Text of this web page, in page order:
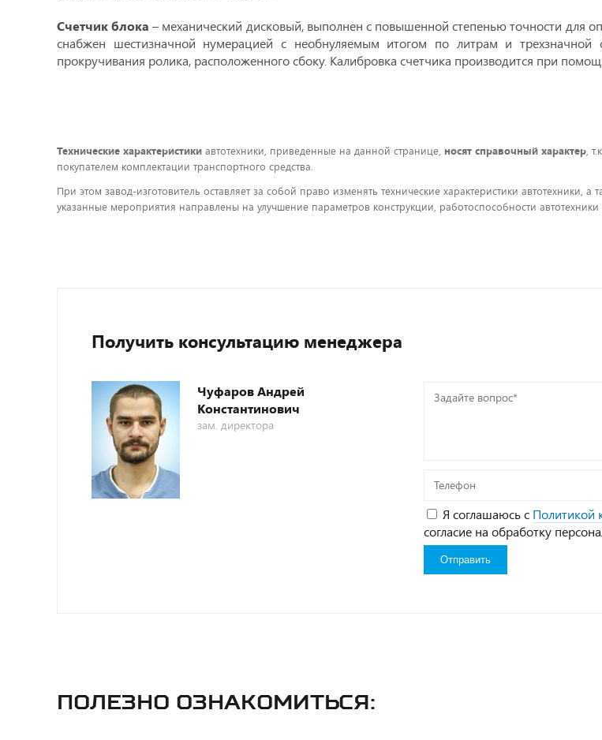
Счетчик блока – механический дисковый, выполнен с повышенной степенью точности для
снабжен шестизначной нумерацией с необнуляемым итогом по литрам и
прокручивания ролика, расположенного сбоку. Калибровка счетчика производится при
Технические характеристики автотехники, приведенные на данной странице, носят справочный характер,
покупателем комплектации транспортного средства.
При этом завод-изготовитель оставляет за собой право изменять технические характеристики
указанные мероприятия направлены на улучшение параметров конструкции, работоспособности
Получить консультацию менеджера
Чуфаров Андрей
Константинович
зам. директора
Задайте
Телефон
Я соглашаюсь с Политикой
согласие на обработку
Полезно ознакомиться: